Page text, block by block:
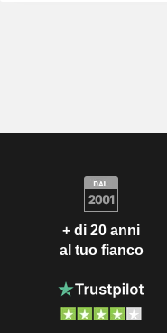
+ di 20 anni
al tuo fianco